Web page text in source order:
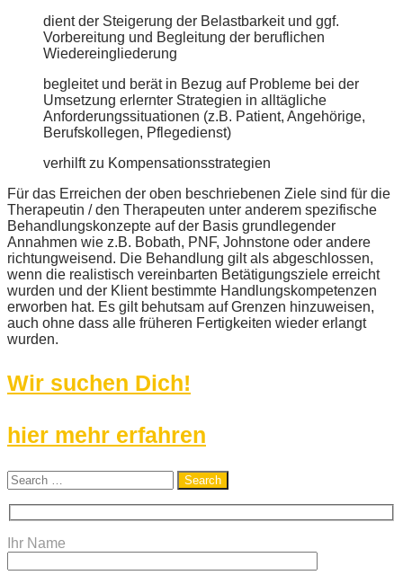
dient der Steigerung der Belastbarkeit und ggf.
Vorbereitung und Begleitung der beruflichen
Wiedereingliederung
begleitet und berät in Bezug auf Probleme bei der
Umsetzung erlernter Strategien in alltägliche
Anforderungssituationen (z.B. Patient, Angehörige,
Berufskollegen, Pflegedienst)
verhilft zu Kompensationsstrategien
Für das Erreichen der oben beschriebenen Ziele sind für die
Therapeutin / den Therapeuten unter anderem spezifische
Behandlungskonzepte auf der Basis grundlegender
Annahmen wie z.B. Bobath, PNF, Johnstone oder andere
richtungweisend. Die Behandlung gilt als abgeschlossen,
wenn die realistisch vereinbarten Betätigungsziele erreicht
wurden und der Klient bestimmte Handlungskompetenzen
erworben hat. Es gilt behutsam auf Grenzen hinzuweisen,
auch ohne dass alle früheren Fertigkeiten wieder erlangt
wurden.
Wir suchen Dich!
hier mehr erfahren
Ihr Name